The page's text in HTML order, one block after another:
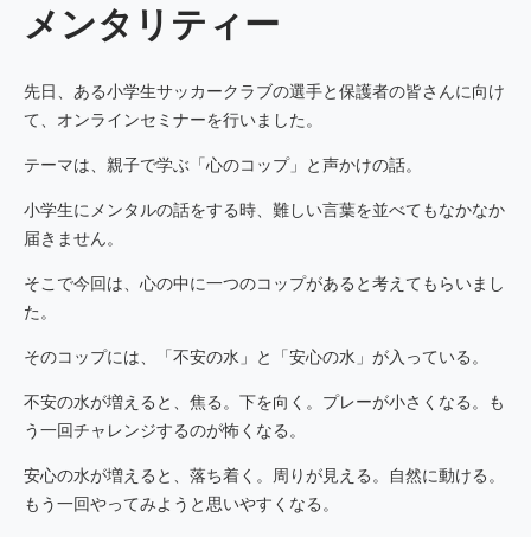
メンタリティー
先日、ある小学生サッカークラブの選手と保護者の皆さんに向け
て、オンラインセミナーを行いました。
テーマは、親子で学ぶ「心のコップ」と声かけの話。
小学生にメンタルの話をする時、難しい言葉を並べてもなかなか
届きません。
そこで今回は、心の中に一つのコップがあると考えてもらいまし
た。
そのコップには、「不安の水」と「安心の水」が入っている。
不安の水が増えると、焦る。下を向く。プレーが小さくなる。も
う一回チャレンジするのが怖くなる。
安心の水が増えると、落ち着く。周りが見える。自然に動ける。
もう一回やってみようと思いやすくなる。